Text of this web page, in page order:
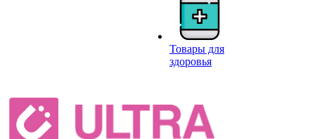
Товары для
здоровья